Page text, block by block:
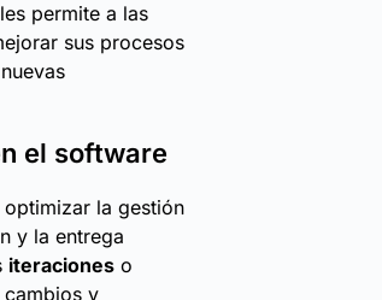
permite a las
sus procesos
el software
la gestión
y la entrega
iteraciones o
cambios y